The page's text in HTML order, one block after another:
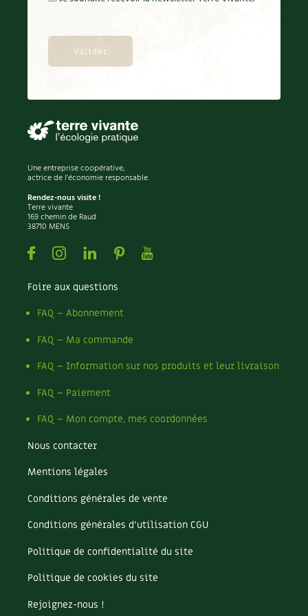
Une entreprise coopérative,
actrice de l'économie responsable.
Rendez-nous visite !
Terre vivante
169 chemin de Raud
38710 MENS
FacebookInstagramLinkedin
PinterestYoutube
Foire aux questions
FAQ – Abonnement
FAQ – Ma commande
FAQ – Information sur nos produits et leur livraison
FAQ – Paiement
FAQ – Mon compte, mes coordonnées
Nous contacter
Mentions légales
Conditions générales de vente
Conditions générales d’utilisation CGU
Politique de confidentialité du site
Politique de cookies du site
Rejoignez-nous !